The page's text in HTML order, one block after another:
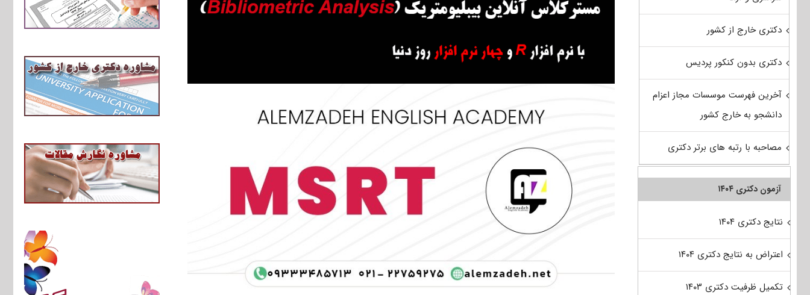
دکتری خارج از کشور
دکتری بدون کنکور پردیس
آخرین فهرست موسسات مجاز اعزام
دانشجو به خارج کشور
مصاحبه با رتبه های برتر دکتری
آزمون دکتری ۱۴۰۴
نتایج دکتری ۱۴۰۴
اعتراض به نتایج دکتری ۱۴۰۴
تکمیل ظرفیت دکتری ۱۴۰۳